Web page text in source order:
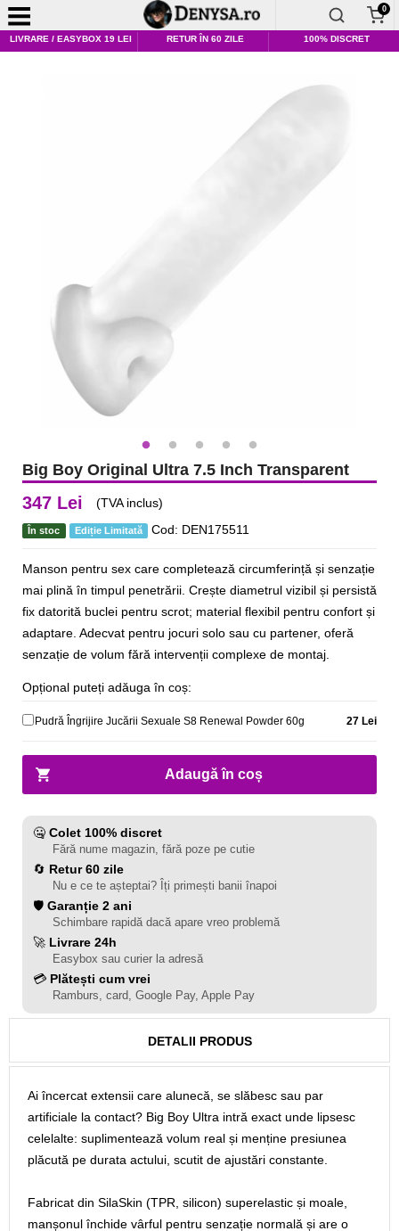
0
LIVRARE / EASYBOX 19 LEI RETUR ÎN 60 ZILE 100% DISCRET
Big Boy Original Ultra 7.5 Inch Transparent
347 Lei (TVA inclus)
În stoc Ediție Limitată Cod: DEN175511
Manson pentru sex care completează circumferință și senzație
mai plină în timpul penetrării. Crește diametrul vizibil și persistă
fix datorită buclei pentru scrot; material flexibil pentru confort și
adaptare. Adecvat pentru jocuri solo sau cu partener, oferă
senzație de volum fără intervenții complexe de montaj.
Opțional puteți adăuga în coș:
Pudră Îngrijire Jucării Sexuale S8 Renewal Powder 60g 27 Lei
Adaugă în coș
🤐 Colet 100% discret
Fără nume magazin, fără poze pe cutie
🔄 Retur 60 zile
Nu e ce te așteptai? Îți primești banii înapoi
🛡️ Garanție 2 ani
Schimbare rapidă dacă apare vreo problemă
🚀 Livrare 24h
Easybox sau curier la adresă
💳 Plătești cum vrei
Ramburs, card, Google Pay, Apple Pay
DETALII PRODUS
Ai încercat extensii care alunecă, se slăbesc sau par
artificiale la contact? Big Boy Ultra intră exact unde lipsesc
celelalte: suplimentează volum real și menține presiunea
plăcută pe durata actului, scutit de ajustări constante.
Fabricat din SilaSkin (TPR, silicon) superelastic și moale,
manșonul închide vârful pentru senzație normală și are o